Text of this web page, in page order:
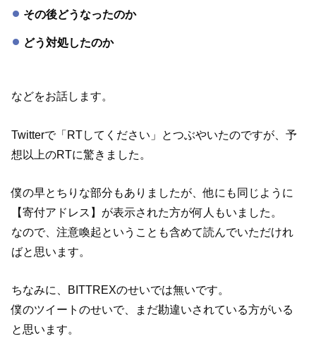
その後どうなったのか
どう対処したのか
などをお話します。
Twitterで「RTしてください」とつぶやいたのですが、予
想以上のRTに驚きました。
僕の早とちりな部分もありましたが、他にも同じように
【寄付アドレス】が表示された方が何人もいました。
なので、注意喚起ということも含めて読んでいただけれ
ばと思います。
ちなみに、BITTREXのせいでは無いです。
僕のツイートのせいで、まだ勘違いされている方がいる
と思います。